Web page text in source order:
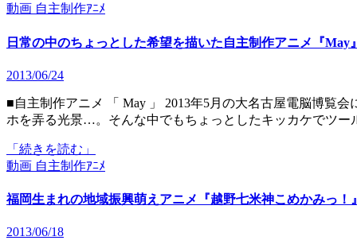
動画 自主制作ｱﾆﾒ
日常の中のちょっとした希望を描いた自主制作アニメ『May
2013/06/24
■自主制作アニメ 「 May 」 2013年5月の大名古屋電脳博覧会に出展されたアニメーション作品。最近よく見かけるスマ
ホを弄る光景…。そんな中でもちょっとしたキッカケでツ
「続きを読む」
動画 自主制作ｱﾆﾒ
福岡生まれの地域振興萌えアニメ『越野七米神こめかみっ！
2013/06/18